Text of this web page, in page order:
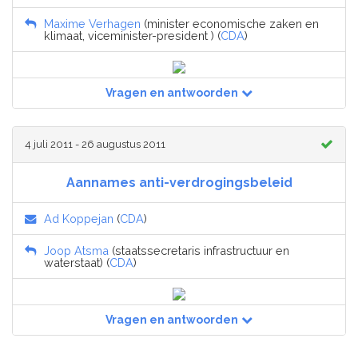
Maxime Verhagen (minister economische zaken en
klimaat, viceminister-president ) (CDA)
Vragen en antwoorden
4 juli 2011 - 26 augustus 2011
Aannames anti-verdrogingsbeleid
Ad Koppejan (CDA)
Joop Atsma (staatssecretaris infrastructuur en
waterstaat) (CDA)
Vragen en antwoorden